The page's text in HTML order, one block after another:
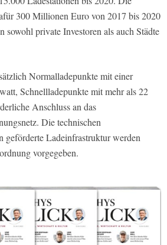
300 Millionen Euro von 2017 bis 2020
sowohl private Investoren als auch Städte
Normalladepunkte mit einer
Schnellladepunkte mit mehr als 22
Anschluss an das
Die technischen
geförderte Ladeinfrastruktur werden
vorgegeben.